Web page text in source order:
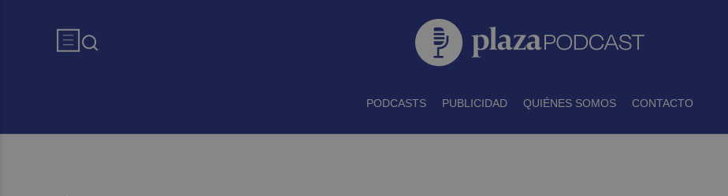
PODCASTS PUBLICIDAD QUIÉNES SOMOS CONTACTO